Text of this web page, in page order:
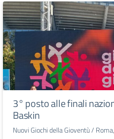
3° posto alle finali
Baskin
Nuovi Giochi della Gioventù /